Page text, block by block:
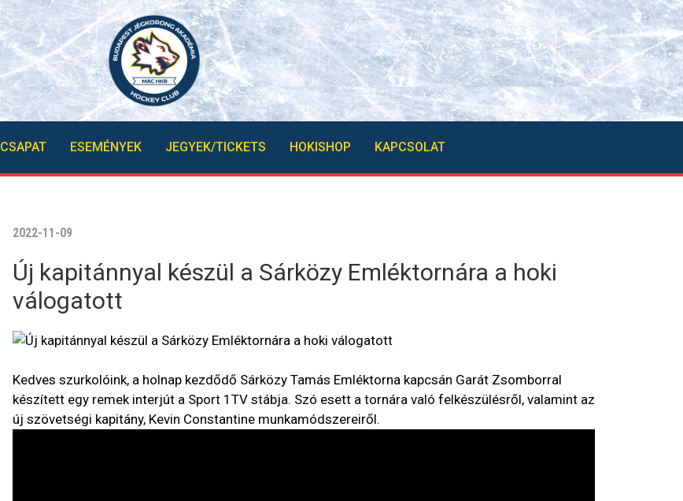
CSAPAT ESEMÉNYEK JEGYEK/TICKETS HOKISHOP KAPCSOLAT
2022-11-09
Új kapitánnyal készül a Sárközy Emléktornára a hoki
válogatott
Kedves szurkolóink, a holnap kezdődő Sárközy Tamás Emléktorna kapcsán Garát Zsomborral
készített egy remek interjút a Sport 1TV stábja. Szó esett a tornára való felkészülésről, valamint az
új szövetségi kapitány, Kevin Constantine munkamódszereiről.